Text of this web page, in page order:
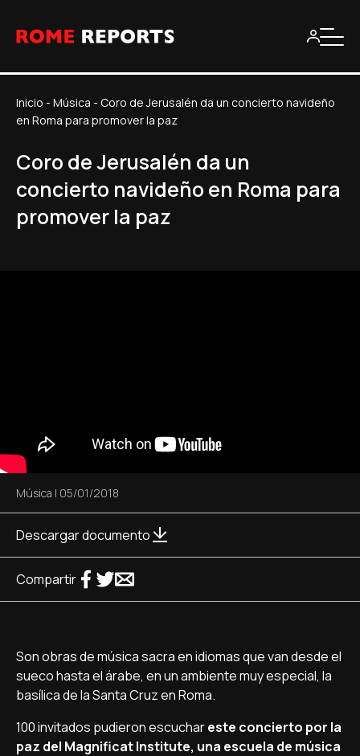
Inicio - Música - Coro de Jerusalén da un concierto navideño
en Roma para promover la paz
Coro de Jerusalén da un
concierto navideño en Roma para
promover la paz
Música | 05/01/2018
Descargar documento
Compartir
Son obras de música sacra en idiomas que van desde el
sueco hasta el árabe, en un ambiente muy especial, la
basílica de la Santa Cruz en Roma.
100 invitados pudieron escuchareste concierto por la
paz del Magnificat Institute, una escuela de música